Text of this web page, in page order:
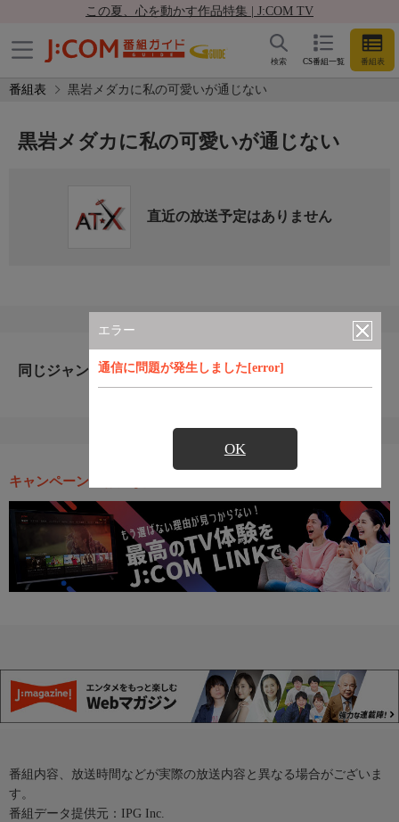
この夏、心を動かす作品特集 | J:COM TV
CS番組一覧 番組表
検索
番組表 黒岩メダカに私の可愛いが通じない
エラー
通信に問題が発生しました[error]
OK
黒岩メダカに私の可愛いが通じない
直近の放送予定はありません
同じジャンルのおすすめ番組
キャンペーン・お得な情報
番組内容、放送時間などが実際の放送内容と異なる場合がございま
す。
番組データ提供元：IPG Inc.